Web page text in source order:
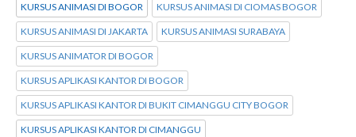
KURSUS ANIMASI DI BOGOR KURSUS ANIMASI DI CIOMAS BOGOR
KURSUS ANIMASI DI JAKARTA KURSUS ANIMASI SURABAYA
KURSUS ANIMATOR DI BOGOR
KURSUS APLIKASI KANTOR DI BOGOR
KURSUS APLIKASI KANTOR DI BUKIT CIMANGGU CITY BOGOR
KURSUS APLIKASI KANTOR DI CIMANGGU